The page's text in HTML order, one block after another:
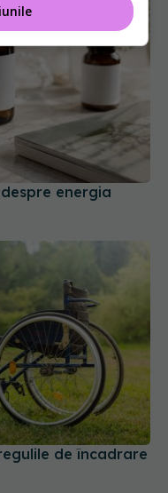
despre energia
de încadrare